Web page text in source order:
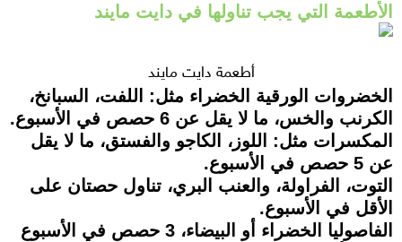
الأطعمة التي يجب تناولها في دايت مايند
أطعمة دايت مايند
الخضروات الورقية الخضراء مثل: اللفت، السبانخ،
الكرنب والخس، ما لا يقل عن 6 حصص في الأسبوع.
المكسرات مثل: اللوز، الكاجو والفستق، ما لا يقل
عن 5 حصص في الأسبوع.
التوت، الفراولة، والعنب البري، تناول حصتان على
الأقل في الأسبوع.
الفاصوليا الخضراء أو البيضاء، 3 حصص في الأسبوع